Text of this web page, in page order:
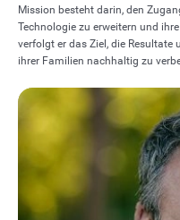
Mission besteht darin, den
Technologie zu erweitern und
verfolgt er das Ziel, die Resultate
ihrer Familien nachhaltig zu